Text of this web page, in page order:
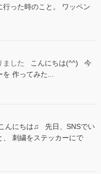
行った時のこと。 ワッペン
ました
こんにちは(^^) 今
作ってみた...
んにちは♫ 先日、SNSでい
、 刺繍をステッカーにで